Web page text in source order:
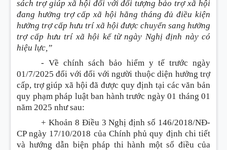
sách trợ giúp xã hội đối với đối tượng bảo trợ xã hội
đang hưởng trợ cấp xã hội hằng tháng đủ điều kiện
hưởng trợ cấp hưu trí xã hội được chuyển sang hưởng
trợ cấp hưu trí xã hội kể từ ngày Nghị định này có
hiệu lực,”
- Về chính sách bảo hiểm y tế trước ngày
01/7/2025 đối với đối với người thuộc diện hưởng trợ
cấp, trợ giúp xã hội đã được quy định tại các văn bản
quy phạm pháp luật ban hành trước ngày 01 tháng 01
năm 2025 như sau:
+ Khoản 8 Điều 3 Nghị định số 146/2018/NĐ-
CP ngày 17/10/2018 của Chính phủ quy định chi tiết
và hướng dẫn biện pháp thi hành một số điều của